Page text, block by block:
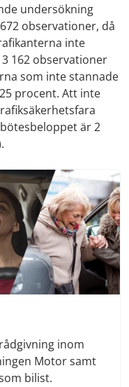
undersökning
observationer, då
inte
162 observationer
som inte stannade
procent. Att inte
är 2
inom
Motor samt
bilist.